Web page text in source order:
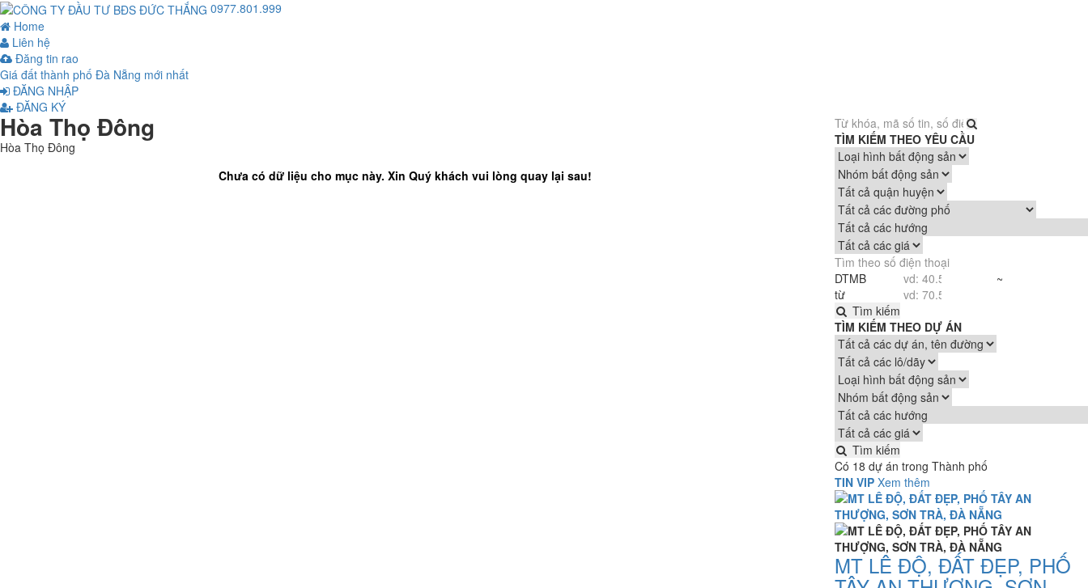
0977.801.999
Home
Liên hệ
Đăng tin rao
Giá đất thành phố Đà Nẵng mới nhất
ĐĂNG NHẬP
ĐĂNG KÝ
Hòa Thọ Đông
Hòa Thọ Đông
Chưa có dữ liệu cho mục này. Xin Quý khách vui lòng quay lại sau!
TÌM KIẾM THEO YÊU CẦU
DTMB
từ
~
Tìm kiếm
TÌM KIẾM THEO DỰ ÁN
Tìm kiếm
Có 18 dự án trong Thành phố
TIN VIP Xem thêm
MT LÊ ĐỘ, ĐẤT ĐẸP, PHỐ